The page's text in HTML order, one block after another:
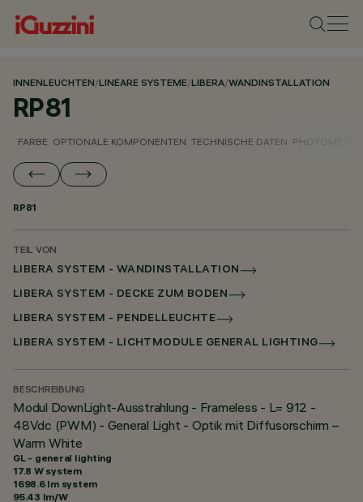
INNENLEUCHTEN/LINEARE SYSTEME/LIBERA/WANDINSTALLATION
RP81
FARBE OPTIONALE KOMPONENTEN TECHNISCHE DATEN
RP81
TEIL VON
LIBERA SYSTEM - WANDINSTALLATION
LIBERA SYSTEM - DECKE ZUM BODEN
LIBERA SYSTEM - PENDELLEUCHTE
LIBERA SYSTEM - LICHTMODULE GENERAL LIGHTING
BESCHREIBUNG
Modul DownLight-Ausstrahlung - Frameless - L= 912 -
48Vdc (PWM) - General Light - Optik mit Diffusorschirm –
Warm White
GL - general lighting
17.8 W system
1698.6 lm system
95.43 lm/W